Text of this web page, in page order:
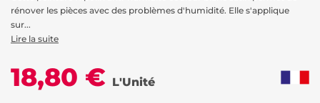
rénover les pièces avec des problèmes d'humidité. Elle s'applique
sur...
Lire la suite
18,80 € L'Unité